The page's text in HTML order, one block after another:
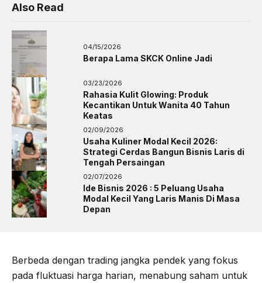
Also Read
04/15/2026
Berapa Lama SKCK Online Jadi
03/23/2026
Rahasia Kulit Glowing: Produk
Kecantikan Untuk Wanita 40 Tahun
Keatas
02/09/2026
Usaha Kuliner Modal Kecil 2026:
Strategi Cerdas Bangun Bisnis Laris di
Tengah Persaingan
02/07/2026
Ide Bisnis 2026 : 5 Peluang Usaha
Modal Kecil Yang Laris Manis Di Masa
Depan
Berbeda dengan trading jangka pendek yang fokus
pada fluktuasi harga harian, menabung saham untuk